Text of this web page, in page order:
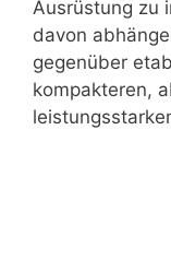
Ausrüstung zu
davon
gegenüber
kompakteren,